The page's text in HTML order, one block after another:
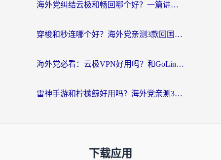
海外党纠结云极和畅回哪个好？一篇讲透回国加速器怎么选（附避坑指南）
穿梭和秒连哪个好？海外党亲测3款回国加速器，教你在国外正常浏览国内网站
海外党必看：云极VPN好用吗？和GoLinkVPN对比哪个回国效果更好？附真实体验指南
雷神手游和柠檬鲸好用吗？海外党亲测3款回国加速器，教你避开破解VPN坑
下载应用